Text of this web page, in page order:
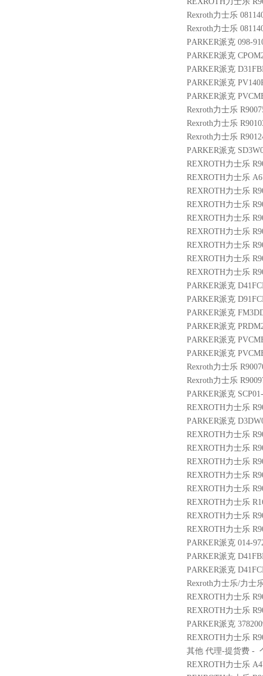
Rexroth力士乐
Rexroth力士乐
PARKER派克 098-
PARKER派克
PARKER派克
PARKER派克
PARKER派克
Rexroth力士乐
Rexroth力士乐
Rexroth力士乐
PARKER派克
REXROTH力士乐
REXROTH力士乐
REXROTH力士乐
REXROTH力士乐
REXROTH力士乐
REXROTH力士乐
REXROTH力士乐
REXROTH力士乐
REXROTH力士乐
PARKER派克
PARKER派克
PARKER派克
PARKER派克
PARKER派克
PARKER派克
Rexroth力士乐
Rexroth力士乐
PARKER派克
REXROTH力士乐
PARKER派克
REXROTH力士乐
REXROTH力士乐
REXROTH力士乐
REXROTH力士乐
REXROTH力士乐
REXROTH力士乐
REXROTH力士乐
REXROTH力士乐
PARKER派克 014-
PARKER派克
PARKER派克
Rexroth力士乐/力士
REXROTH力士乐
REXROTH力士乐
PARKER派克
REXROTH力士乐
其他 代理-提货费 -
REXROTH力士乐